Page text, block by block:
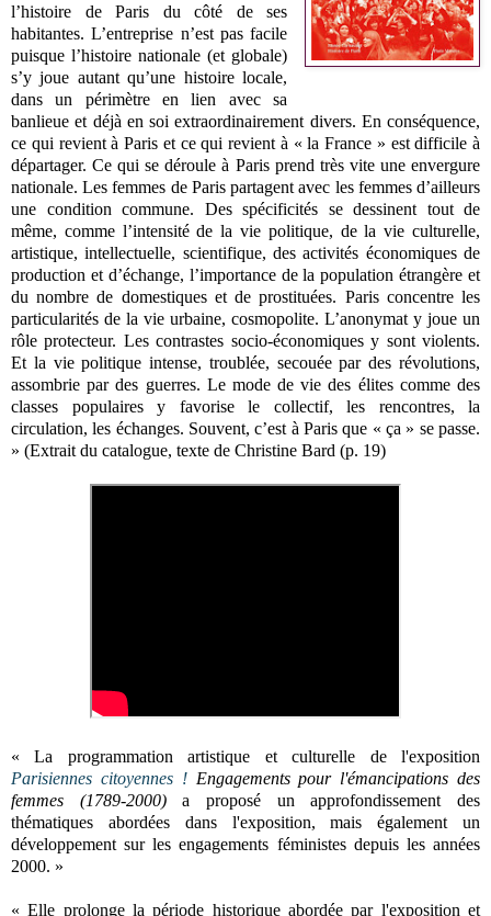
l’histoire de Paris du côté de ses
habitantes. L’entreprise n’est pas facile
puisque l’histoire nationale (et globale)
s’y joue autant qu’une histoire locale,
dans un périmètre en lien avec sa
banlieue et déjà en soi extraordinairement divers. En conséquence,
ce qui revient à Paris et ce qui revient à « la France » est difficile à
départager. Ce qui se déroule à Paris prend très vite une envergure
nationale. Les femmes de Paris partagent avec les femmes d’ailleurs
une condition commune. Des spécificités se dessinent tout de
même, comme l’intensité de la vie politique, de la vie culturelle,
artistique, intellectuelle, scientifique, des activités économiques de
production et d’échange, l’importance de la population étrangère et
du nombre de domestiques et de prostituées. Paris concentre les
particularités de la vie urbaine, cosmopolite. L’anonymat y joue un
rôle protecteur. Les contrastes socio-économiques y sont violents.
Et la vie politique intense, troublée, secouée par des révolutions,
assombrie par des guerres. Le mode de vie des élites comme des
classes populaires y favorise le collectif, les rencontres, la
circulation, les échanges. Souvent, c’est à Paris que « ça » se passe.
» (Extrait du catalogue, texte de Christine Bard (p. 19)
« La programmation artistique et culturelle de l'exposition
Parisiennes citoyennes ! Engagements pour l'émancipations des
femmes (1789-2000)a proposé un approfondissement des
thématiques abordées dans l'exposition, mais également un
développement sur les engagements féministes depuis les années
2000. »
« Elle prolonge la période historique abordée par l'exposition et